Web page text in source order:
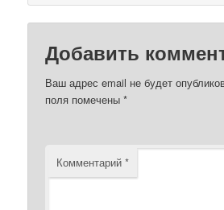
Добавить
Ваш адрес email не будет
поля помечены*
Комментарий*